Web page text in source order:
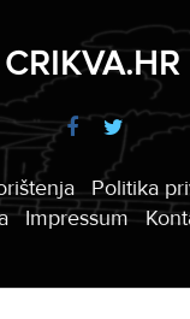
CRIKVA.HR
Politika
Impressum